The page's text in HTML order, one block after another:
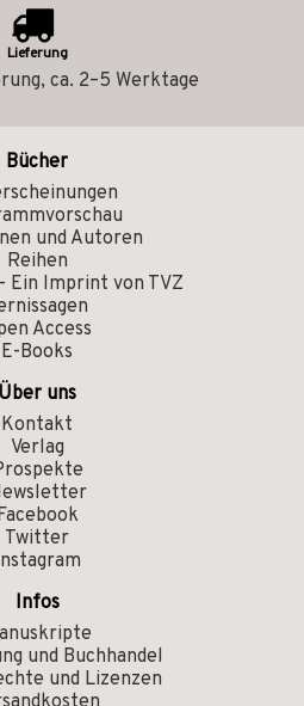
Lieferung
ca. 2–5 Werktage
Bücher
und Autoren
Reihen
Ein Imprint von TVZ
Access
E-Books
Über uns
Kontakt
Verlag
Twitter
Infos
und Buchhandel
und Lizenzen